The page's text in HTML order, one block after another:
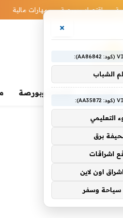
اقتصاد وبورصة مهارات مالية
اقتصاد وبورصة
×
الشباب
التعليمي
برق
اشراقات
اون لاين
سياحة وسفر